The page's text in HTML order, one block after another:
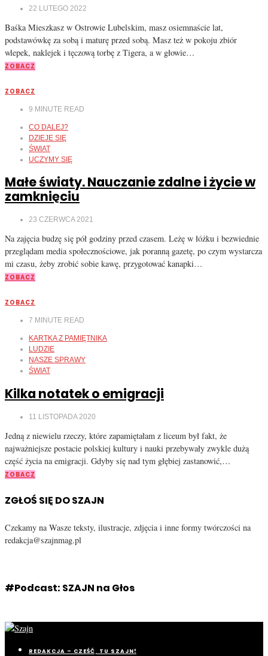
22 LUTEGO 2022
Baśka Mieszkasz w Ostrowie Lubelskim, masz osiemnaście lat,
podstawówkę za sobą i maturę przed sobą. Masz też w pokoju zbiór
wlepek, naklejek i tęczową torbę z Tigera, a w głowie…
ZOBACZ
ZOBACZ
9 MINUTE READ
CO DALEJ?
DZIEJE SIĘ
ŚWIAT
UCZYMY SIĘ
Małe światy. Nauczanie zdalne i życie w
zamknięciu
23 CZERWCA 2021
Na zajęcia budzę się pół godziny przed czasem. Leżę w łóżku i bezwiednie
przeglądam media społecznościowe, jak poranną gazetę, po czym wystarcza
mi czasu, żeby zrobić sobie kawę, przygotować kanapki…
ZOBACZ
ZOBACZ
7 MINUTE READ
KARTKA Z PAMIĘTNIKA
LUDZIE
NASZE SPRAWY
ŚWIAT
Kilka notatek o emigracji
11 LISTOPADA 2020
Jedną z niewielu rzeczy, które zapamiętałam z liceum był fakt, że
najważniejsze postacie polskiej kultury i nauki przebywały zwykle dużą
część życia na emigracji. Gdyby się nad tym głębiej zastanowić,…
ZOBACZ
ZGŁOŚ SIĘ DO SZAJN
Czekamy na Wasze teksty, ilustracje, zdjęcia i inne formy twórczości na
redakcja@szajnmag.pl
#Podcast: SZAJN na Głos
REDAKCJA – CZEŚĆ, TU SZAJN!